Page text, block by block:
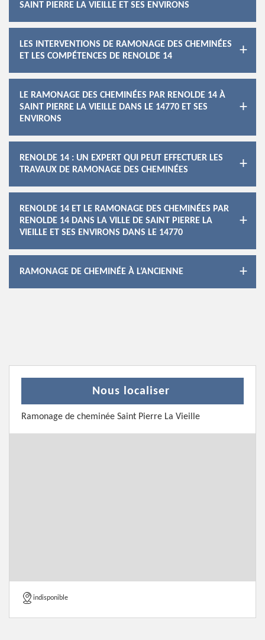
SAINT PIERRE LA VIEILLE ET SES ENVIRONS
LES INTERVENTIONS DE RAMONAGE DES CHEMINÉES
ET LES COMPÉTENCES DE RENOLDE 14
LE RAMONAGE DES CHEMINÉES PAR RENOLDE 14 À
SAINT PIERRE LA VIEILLE DANS LE 14770 ET SES
ENVIRONS
RENOLDE 14 : UN EXPERT QUI PEUT EFFECTUER LES
TRAVAUX DE RAMONAGE DES CHEMINÉES
RENOLDE 14 ET LE RAMONAGE DES CHEMINÉES PAR
RENOLDE 14 DANS LA VILLE DE SAINT PIERRE LA
VIEILLE ET SES ENVIRONS DANS LE 14770
RAMONAGE DE CHEMINÉE À L’ANCIENNE
Nous localiser
Ramonage de cheminée Saint Pierre La Vieille
indisponible